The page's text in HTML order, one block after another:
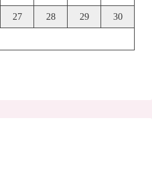
27 28 29 30